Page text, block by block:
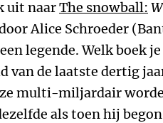
uit naarThe snowball:
Alice Schroeder
legende. Welk boek
van de laatste dertig
multi-miljardair
als toen hij